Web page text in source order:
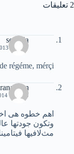
2 تعليقات
souhila
17 يناير، 2013 | 4:24 م
régéme, mérçi
6 فبراير، 2014 | 1:54 ص
اهم خطوه هى
وتكون جودتها
مثﻻفيها